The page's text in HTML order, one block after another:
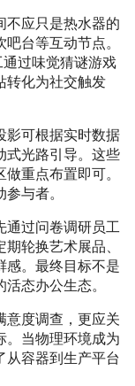
不应只是热水器的
台等互动节点。
过味觉猜谜游戏
转化为社交触发
影可根据实时数据
式光路引导。这些
重点布置即可。
与者。
通过问卷调研员工
轮换艺术展品、
感。最终目标不是
态办公生态。
意度调查，更应关
。当物理环境成为
从容器到生产平台